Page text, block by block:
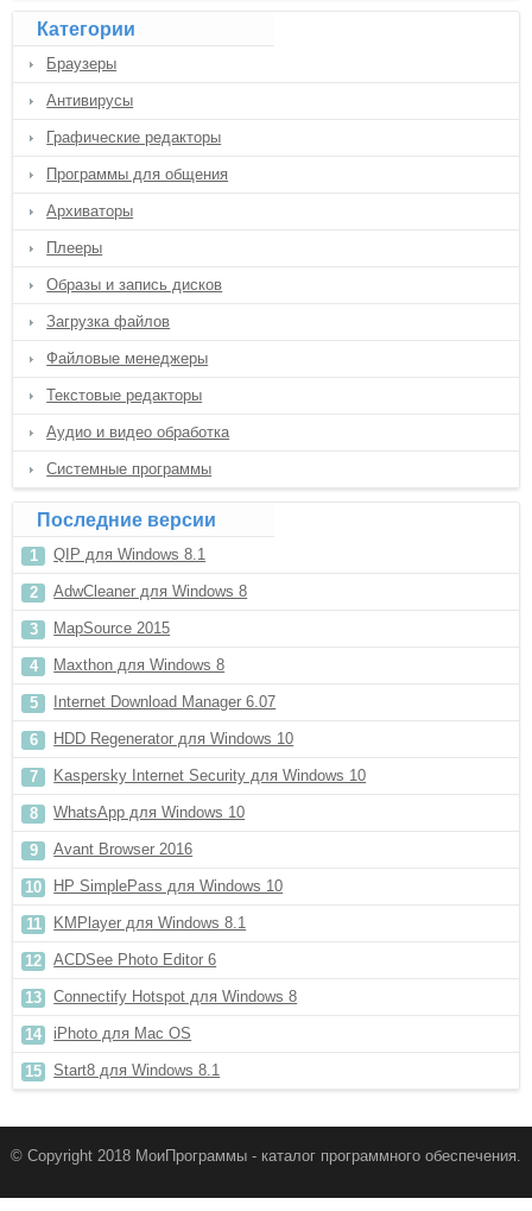
Категории
Браузеры
Антивирусы
Графические редакторы
Программы для общения
Архиваторы
Плееры
Образы и запись дисков
Загрузка файлов
Файловые менеджеры
Текстовые редакторы
Аудио и видео обработка
Системные программы
Последние версии
QIP для Windows 8.1
AdwCleaner для Windows 8
MapSource 2015
Maxthon для Windows 8
Internet Download Manager 6.07
HDD Regenerator для Windows 10
Kaspersky Internet Security для Windows 10
WhatsApp для Windows 10
Avant Browser 2016
HP SimplePass для Windows 10
KMPlayer для Windows 8.1
ACDSee Photo Editor 6
Connectify Hotspot для Windows 8
iPhoto для Mac OS
Start8 для Windows 8.1
© Copyright 2018 МоиПрограммы - каталог программного обеспечения.